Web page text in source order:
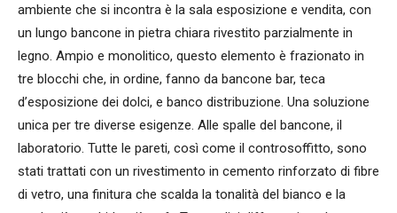
ambiente che si incontra è la sala esposizione e vendita, con
un lungo bancone in pietra chiara rivestito parzialmente in
legno. Ampio e monolitico, questo elemento è frazionato in
tre blocchi che, in ordine, fanno da bancone bar, teca
d’esposizione dei dolci, e banco distribuzione. Una soluzione
unica per tre diverse esigenze. Alle spalle del bancone, il
laboratorio. Tutte le pareti, così come il controsoffitto, sono
stati trattati con un rivestimento in cemento rinforzato di fibre
di vetro, una finitura che scalda la tonalità del bianco e la